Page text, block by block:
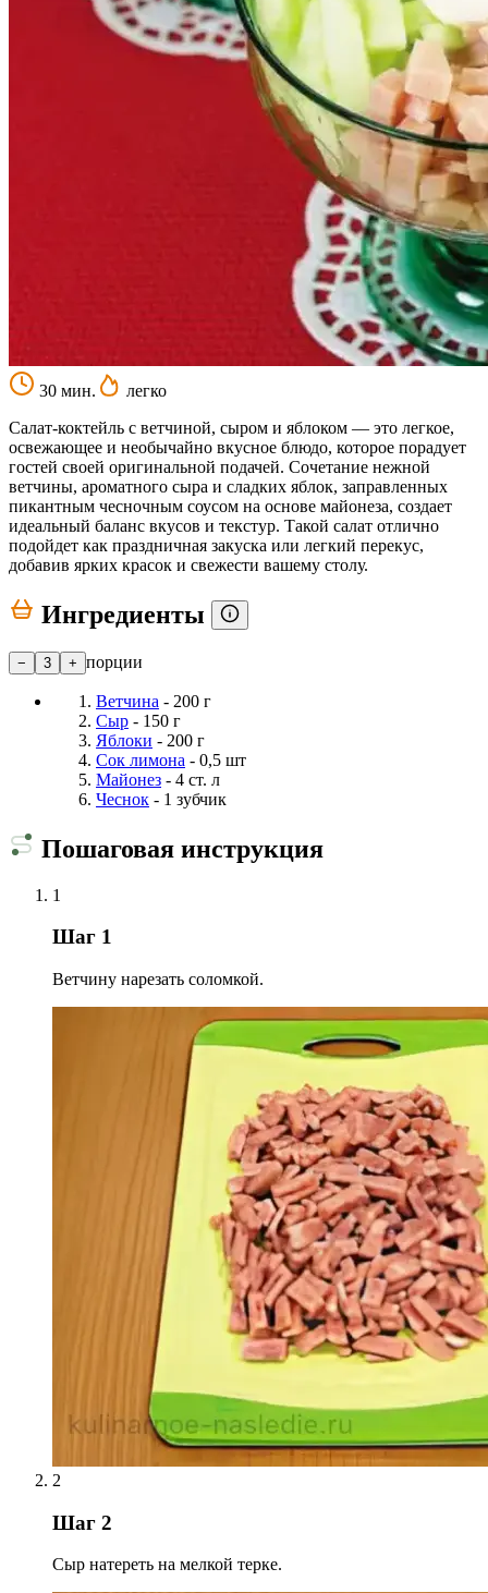
30 мин.
легко
Салат-коктейль с ветчиной, сыром и яблоком — это легкое,
освежающее и необычайно вкусное блюдо, которое порадует
гостей своей оригинальной подачей. Сочетание нежной
ветчины, ароматного сыра и сладких яблок, заправленных
пикантным чесночным соусом на основе майонеза, создает
идеальный баланс вкусов и текстур. Такой салат отлично
подойдет как праздничная закуска или легкий перекус,
добавив ярких красок и свежести вашему столу.
Ингредиенты
− 3 + порции
Ветчина - 200 г
Сыр - 150 г
Яблоки - 200 г
Сок лимона - 0,5 шт
Майонез - 4 ст. л
Чеснок - 1 зубчик
Пошаговая инструкция
1
Шаг 1
Ветчину нарезать соломкой.
2
Шаг 2
Сыр натереть на мелкой терке.